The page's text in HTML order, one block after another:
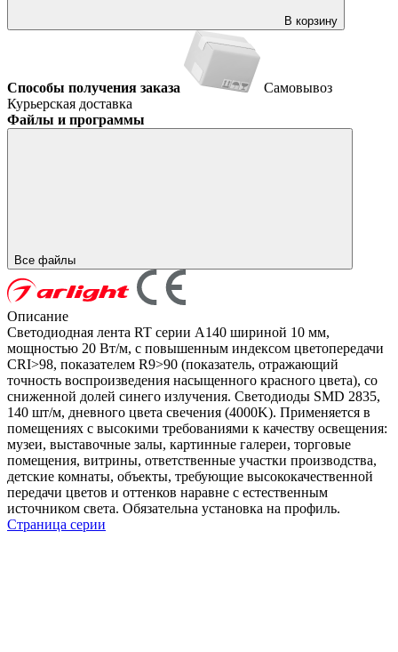
В корзину
Способы получения заказа
Самовывоз
Курьерская доставка
Файлы и программы
Все файлы
Описание
Светодиодная лента RT серии A140 шириной 10 мм,
мощностью 20 Вт/м, с повышенным индексом цветопередачи
CRI>98, показателем R9>90 (показатель, отражающий
точность воспроизведения насыщенного красного цвета), со
сниженной долей синего излучения. Светодиоды SMD 2835,
140 шт/м, дневного цвета свечения (4000K). Применяется в
помещениях с высокими требованиями к качеству освещения:
музеи, выставочные залы, картинные галереи, торговые
помещения, витрины, ответственные участки производства,
детские комнаты, объекты, требующие высококачественной
передачи цветов и оттенков наравне с естественным
источником света. Обязательна установка на профиль.
Страница серии